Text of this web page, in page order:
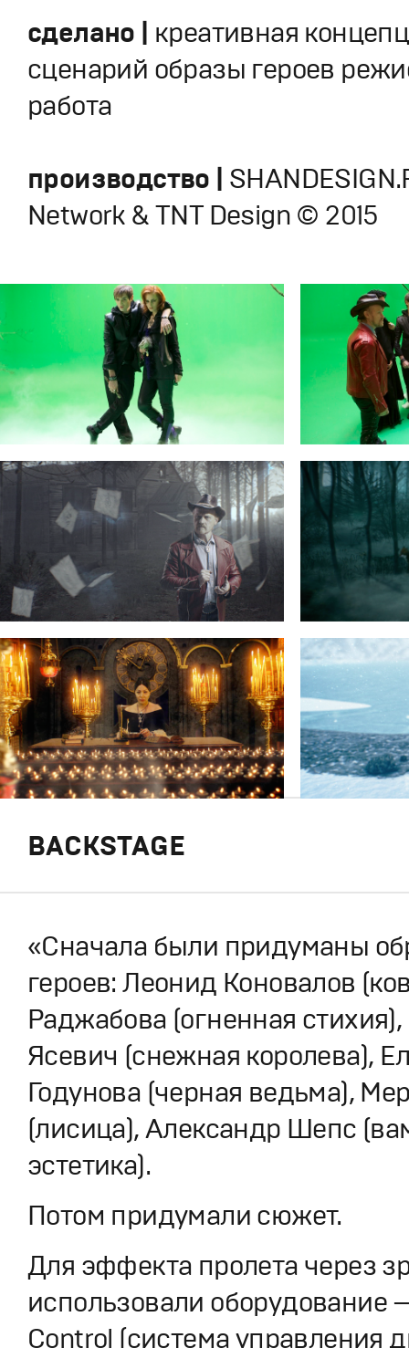
сделано | креативная
сценарий образы героев
работа
производство |
Network & TNT Design © 2015
BACKSTAGE
«Сначала были придуманы
героев: Леонид Коновалов
Раджабова (огненная
Ясевич (снежная королева),
Годунова (черная ведьма),
(лисица), Александр Шепс
эстетика).
Потом придумали сюжет.
Для эффекта пролета через
использовали оборудование
Control (система управления